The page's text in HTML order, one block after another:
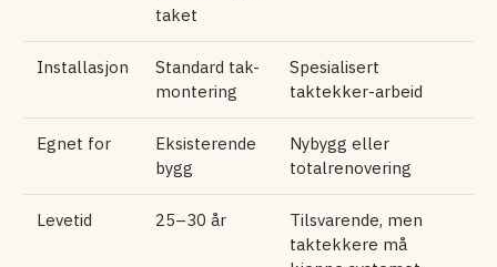
taket
Installasjon
Standard tak-
montering
Spesialisert
taktekker-arbeid
Egnet for
Eksisterende
bygg
Nybygg eller
totalrenovering
Levetid 25–30 år
Tilsvarende, men
taktekkere må